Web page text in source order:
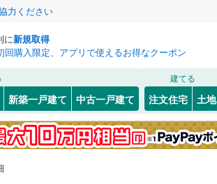
力ください
に新規取得
回購入限定、アプリで使えるお得なクーポン
新築一戸建て 中古一戸建て
建てる
注文住宅 土地